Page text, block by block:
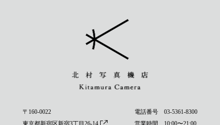
〒160-0022
東京都新宿区新宿3丁目26-14
電話番号 03-5361-8300
営業時間 10:00〜21:00